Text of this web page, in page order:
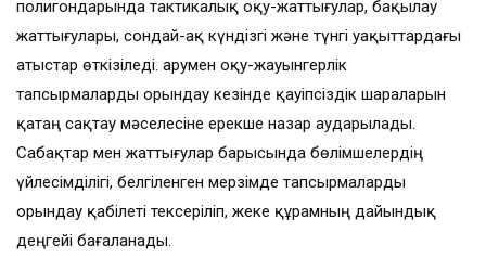
полигондарында тактикалық оқу-жаттығулар, бақылау
жаттығулары, сондай-ақ күндізгі және түнгі уақыттардағы
атыстар өткізіледі. Қарумен оқу-жауынгерлік
тапсырмаларды орындау кезінде қауіпсіздік шараларын
қатаң сақтау мәселесіне ерекше назар аударылады.
Сабақтар мен жаттығулар барысында бөлімшелердің
үйлесімділігі, белгіленген мерзімде тапсырмаларды
орындау қабілеті тексеріліп, жеке құрамның дайындық
деңгейі бағаланады.